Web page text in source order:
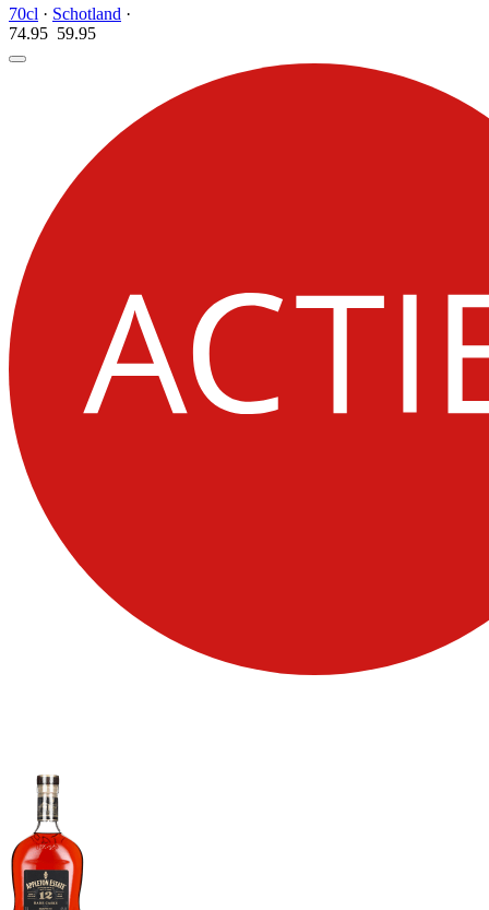
70cl · Schotland ·
74.95 59.95